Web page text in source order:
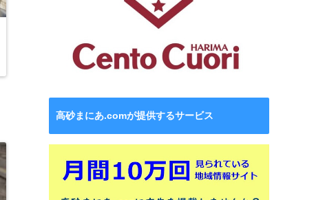
高砂まにあ.comが提供するサービス